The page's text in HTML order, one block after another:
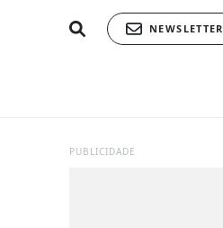
NEWSLETTER
PUBLICIDADE